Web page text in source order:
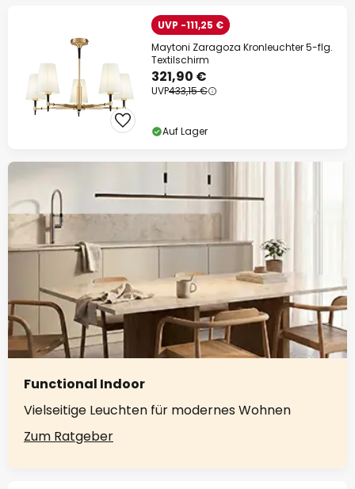
UVP -111,25 €
Maytoni Zaragoza Kronleuchter 5-flg.
Textilschirm
321,90 €
UVP433,15 €
Auf Lager
Functional Indoor
Vielseitige Leuchten für modernes Wohnen
Zum Ratgeber